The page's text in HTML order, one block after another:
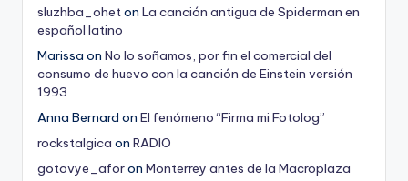
sluzhba_oheton La canción antigua de Spiderman en
español latino
Marissa on No lo soñamos, por fin el comercial del
consumo de huevo con la canción de Einstein versión
1993
Anna Bernard on El fenómeno “Firma mi Fotolog”
rockstalgica on RADIO
gotovye_aforon Monterrey antes de la Macroplaza